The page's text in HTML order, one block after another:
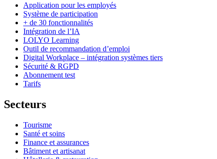
Application pour les employés
Système de participation
+ de 30 fonctionnalités
Intégration de l’IA
LOLYO Learning
Outil de recommandation d’emploi
Digital Workplace – intégration systèmes tiers
Sécurité & RGPD
Abonnement test
Tarifs
Secteurs
Tourisme
Santé et soins
Finance et assurances
Bâtiment et artisanat